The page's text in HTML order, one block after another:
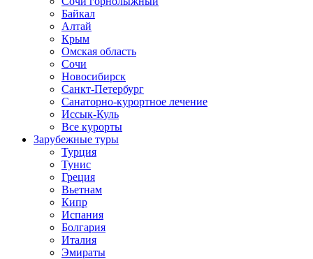
Байкал
Алтай
Крым
Омская область
Сочи
Новосибирск
Санкт-Петербург
Санаторно-курортное лечение
Иссык-Куль
Все курорты
Зарубежные туры
Турция
Тунис
Греция
Вьетнам
Кипр
Испания
Болгария
Италия
Эмираты